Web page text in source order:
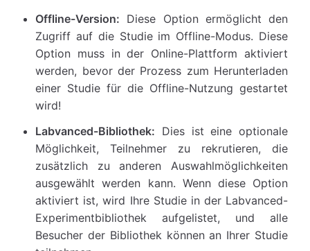
Offline-Version: Diese Option ermöglicht den
Zugriff auf die Studie im Offline-Modus. Diese
Option muss in der Online-Plattform aktiviert
werden, bevor der Prozess zum Herunterladen
einer Studie für die Offline-Nutzung gestartet
wird!
Labvanced-Bibliothek: Dies ist eine optionale
Möglichkeit, Teilnehmer zu rekrutieren, die
zusätzlich zu anderen Auswahlmöglichkeiten
ausgewählt werden kann. Wenn diese Option
aktiviert ist, wird Ihre Studie in der Labvanced-
Experimentbibliothek aufgelistet, und alle
Besucher der Bibliothek können an Ihrer Studie